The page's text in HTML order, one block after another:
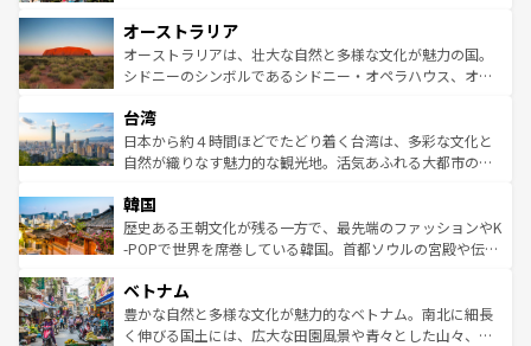
部のニューオーリンズでは、音楽と美食が融合した独特の
文化が魅力。旅行者はアメリカの各地域で異なる魅力を楽
しみながら、その多様性と豊かな歴史を感じることができ
ならではの贅沢な旅のスタイルだ。 なお、新着のアメリカ
情報はコンテンツ一覧を参照してほしい。
ワイ島は見逃せない。また、定番の観光地といえばオアフ
島だが、静かな自然を求めるならマウイ島やカウアイ島が
おすすめ。エメラルドグリーンに輝く海をはじめ、豊かな
れるおもてなしの心で訪れる人々を迎えてくれるハワイの
人々、おいしいローカルフードやハワイアンミュージッ
ク、伝統的なフラダンスなど、すべてがハワイの魅力を彩
ワイを、存分に味わってほしい。 なお、新着のハワイ情報
はコンテンツ一覧を参照してほしい。
オーストラリア
オーストラリアは、壮大な自然と多様な文化が魅力の国。
シドニーのシンボルであるシドニー・オペラハウス、オー
リアリーフや大陸中央部にそびえるウルル（エアーズロッ
ク）、タスマニアの美しい原生林やケアンズの熱帯雨林な
ど、見どころがたくさん。また、カフェやワイン、オージ
いる。アクティビティも充実しており、サーフィンやダイ
ビング、ハイキングなど、アウトドア好きにはたまらな
い。オーストラリアの多彩な魅力を存分に味わいつくそ
参照してほしい。
台湾
日本から約４時間ほどでたどり着く台湾は、多彩な文化と
自然が織りなす魅力的な観光地。活気あふれる大都市の台
ン）、静ひつな山岳地帯である台湾東部など、都市の喧騒
と山間の静けさが共存しており、訪れる人に新しい発見と
驚きをもたらしてくれる。また、奥深い台湾の食文化も魅
容にもいいと評判のスイーツなど、バラエティ豊かな料理
が味わえる。 なお、新着の台湾情報は コンテンツ一覧を参
照してほしい。
韓国
歴史ある王朝文化が残る一方で、最先端のファッションやK
-POPで世界を席巻している韓国。首都ソウルの宮殿や伝統
き、地方に足を延ばせば四季折々の自然美を楽しむことが
できる。そして、キムチや焼肉、絶品のストリートフード
まで、さまざまな韓国料理が待っている。夜には、韓国な
ベトナム
豊かな自然と多様な文化が魅力的なベトナム。南北に細長
く伸びる国土には、広大な田園風景や青々とした山々、世